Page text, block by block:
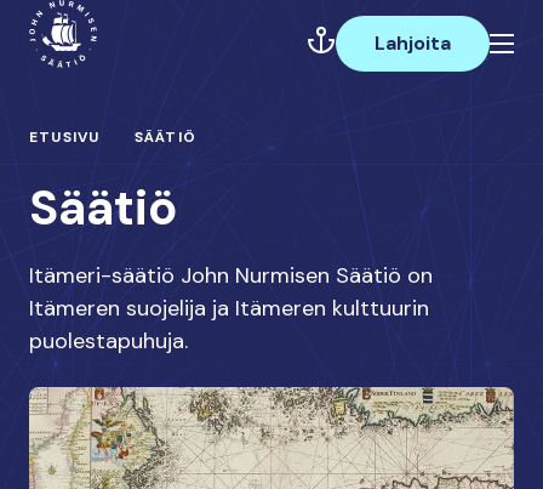
Hyppää
sisältöön
Päävalikko
Lahjoita
ETUSIVU SÄÄTIÖ
Säätiö
Itämeri-säätiö John Nurmisen Säätiö on
Itämeren suojelija ja Itämeren kulttuurin
puolestapuhuja.